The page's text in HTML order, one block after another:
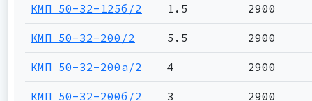
КМП 50-32-125б/2 1.5 2900
КМП 50-32-200/2 5.5 2900
КМП 50-32-200а/2 4 2900
КМП 50-32-200б/2 3 2900